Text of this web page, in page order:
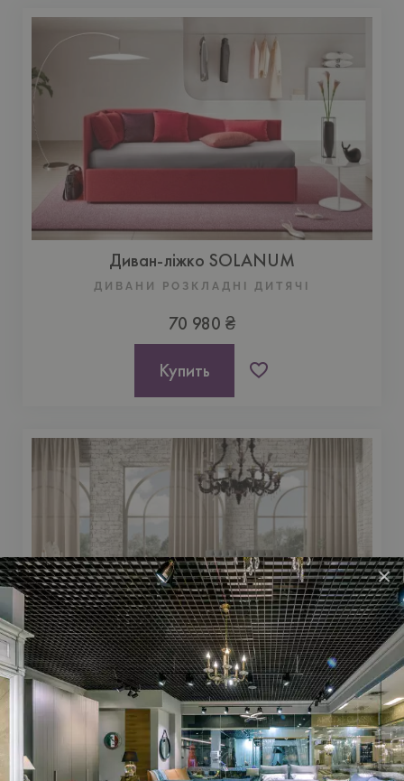
×
Диван-ліжко SOLANUM
ДИВАНИ РОЗКЛАДНІ ДИТЯЧІ
70 980 ₴
Купить
Дитяче ліжко CEZANNE
КРОВАТИ
79 196 ₴